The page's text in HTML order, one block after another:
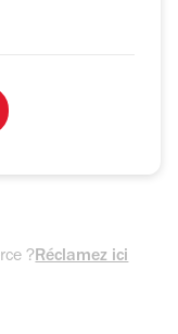
?Réclamez ici